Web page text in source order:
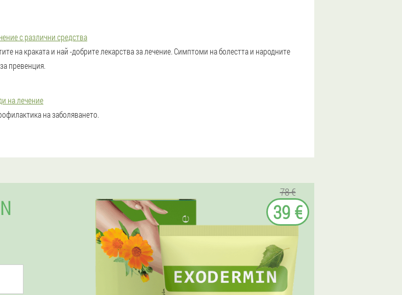
с различни средства
на краката и най -добрите лекарства за лечение. Симптоми на болестта и народните
превенция.
на лечение
на заболяването.
78 €
39 €